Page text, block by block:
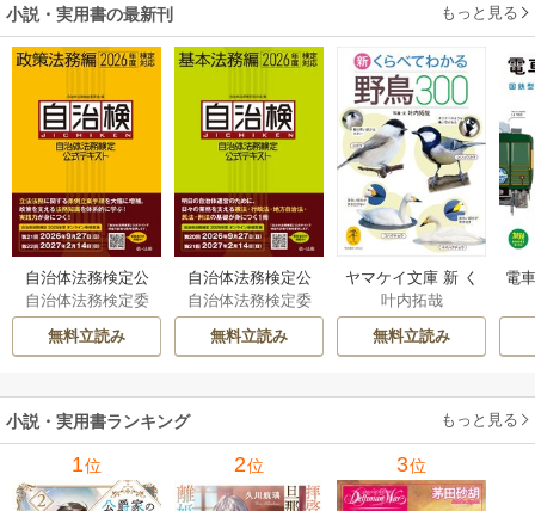
小説・実用書の最新刊 もっと見る
自治体法務検定公
式テキスト 政策
法務編 ２０２６
年度検定対応 1巻
自治体法務検定委
員会
無料立読み
自治体法務検定公
式テキスト 基本
法務編 ２０２６
年度検定対応 1巻
自治体法務検定委
員会
無料立読み
ヤマケイ文庫 新 く
らべてわかる野鳥3
00 1巻
叶内拓哉
無料立読み
電
小説・実用書ランキング もっと見る
1位 2位 3位